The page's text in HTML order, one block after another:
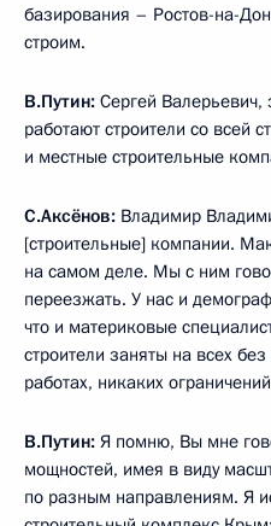
базирования – Ростов-на-
строим.
В.Путин: Сергей Валерьевич,
работают строители со всей
и местные строительные
С.Аксёнов: Владимир
[строительные] компании.
на самом деле. Мы с ним
переезжать. У нас и
что и материковые
строители заняты на всех
работах, никаких
В.Путин: Я помню, Вы мне
мощностей, имея в виду
по разным направлениям. Я